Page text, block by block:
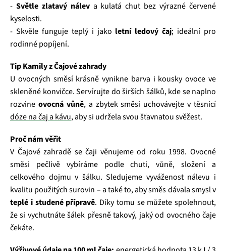
- Světle zlatavý náleva kulatá chuť bez výrazné červené
kyselosti.
- Skvěle funguje teplý i jako letní ledový čaj; ideální pro
rodinné popíjení.
Tip Kamily z Čajové zahrady
U ovocných směsí krásně vynikne barva i kousky ovoce ve
skleněné konvičce. Servírujte do širších šálků, kde se naplno
rozvine ovocná vůně, a zbytek směsi uchovávejte v těsnicí
dóze na čaj a kávu, aby si udržela svou šťavnatou svěžest.
Proč nám věřit
V Čajové zahradě se čaji věnujeme od roku 1998. Ovocné
směsi pečlivě vybíráme podle chuti, vůně, složení a
celkového dojmu v šálku. Sledujeme vyváženost nálevu i
kvalitu použitých surovin – a také to, aby směs dávala smysl v
teplé i studené přípravě. Díky tomu se můžete spolehnout,
že si vychutnáte šálek přesně takový, jaký od ovocného čaje
čekáte.